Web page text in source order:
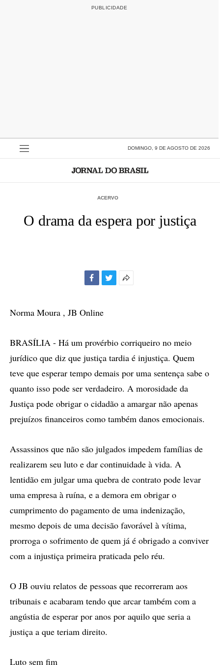
DOMINGO, 9 DE AGOSTO DE 2026
ACERVO
O drama da espera por justiça
Norma Moura , JB Online
BRASÍLIA - Há um provérbio corriqueiro no meio
jurídico que diz que justiça tardia é injustiça. Quem
teve que esperar tempo demais por uma sentença sabe o
quanto isso pode ser verdadeiro. A morosidade da
Justiça pode obrigar o cidadão a amargar não apenas
prejuízos financeiros como também danos emocionais.
Assassinos que não são julgados impedem famílias de
realizarem seu luto e dar continuidade à vida. A
lentidão em julgar uma quebra de contrato pode levar
uma empresa à ruína, e a demora em obrigar o
cumprimento do pagamento de uma indenização,
mesmo depois de uma decisão favorável à vítima,
prorroga o sofrimento de quem já é obrigado a conviver
com a injustiça primeira praticada pelo réu.
O JB ouviu relatos de pessoas que recorreram aos
tribunais e acabaram tendo que arcar também com a
angústia de esperar por anos por aquilo que seria a
justiça a que teriam direito.
Luto sem fim